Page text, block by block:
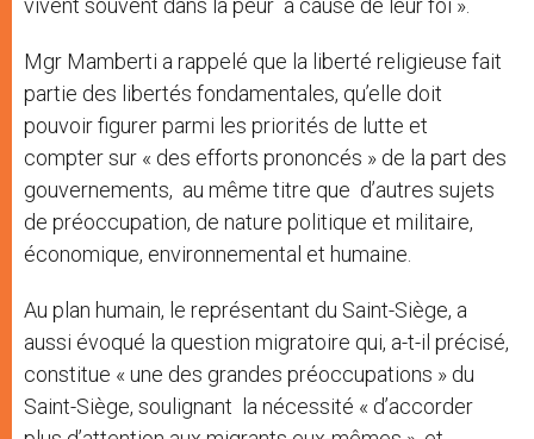
vivent souvent dans la peur à cause de leur foi ».
Mgr Mamberti a rappelé que la liberté religieuse fait
partie des libertés fondamentales, qu’elle doit
pouvoir figurer parmi les priorités de lutte et
compter sur « des efforts prononcés » de la part des
gouvernements, au même titre que d’autres sujets
de préoccupation, de nature politique et militaire,
économique, environnemental et humaine.
Au plan humain, le représentant du Saint-Siège, a
aussi évoqué la question migratoire qui, a-t-il précisé,
constitue « une des grandes préoccupations » du
Saint-Siège, soulignant la nécessité « d’accorder